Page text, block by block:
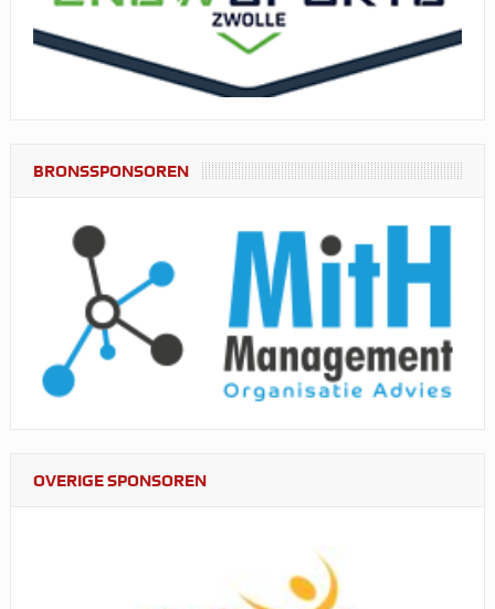
BRONSSPONSOREN
OVERIGE SPONSOREN